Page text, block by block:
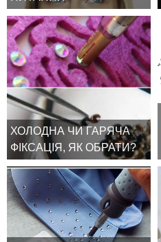
ХОЛОДНА ЧИ ГАРЯЧА
ФІКСАЦІЯ, ЯК ОБРАТИ?